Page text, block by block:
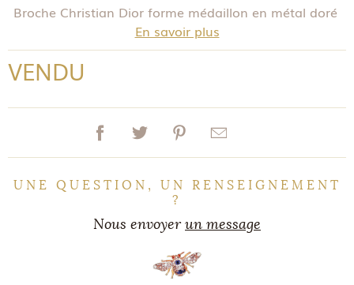
Broche Christian Dior forme médaillon en métal doré
En savoir plus
VENDU
UNE QUESTION, UN RENSEIGNEMENT
?
Nous envoyerun message